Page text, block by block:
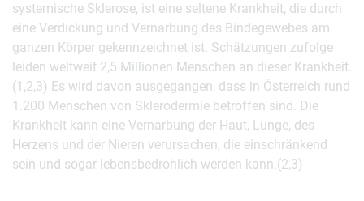
systemische Sklerose, ist eine seltene Krankheit, die durch
eine Verdickung und Vernarbung des Bindegewebes am
ganzen Körper gekennzeichnet ist. Schätzungen zufolge
leiden weltweit 2,5 Millionen Menschen an dieser Krankheit.
(1,2,3) Es wird davon ausge­gangen, dass in Österreich rund
1.200 Menschen von Sklerodermie betroffen sind. Die
Krankheit kann eine Vernarbung der Haut, Lunge, des
Herzens und der Nieren verursachen, die einschränkend
sein und sogar lebensbedrohlich werden kann.(2,3)